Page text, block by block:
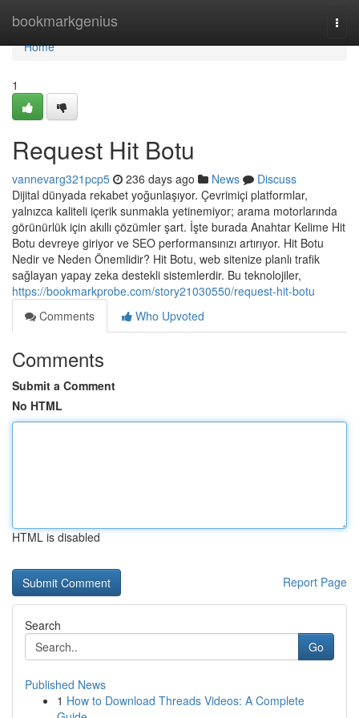
bookmarkgenius
Home
Home
1
Request Hit Botu
vannevarg321pcp5 236 days ago News
Discuss
Dijital dünyada rekabet yoğunlaşıyor. Çevrimiçi platformlar,
yalnızca kaliteli içerik sunmakla yetinemiyor; arama motorlarında
görünürlük için akıllı çözümler şart. İşte burada Anahtar Kelime Hit
Botu devreye giriyor ve SEO performansınızı artırıyor. Hit Botu
Nedir ve Neden Önemlidir? Hit Botu, web sitenize planlı trafik
sağlayan yapay zeka destekli sistemlerdir. Bu teknolojiler,
https://bookmarkprobe.com/story21030550/request-hit-botu
Comments
Who Upvoted
Comments
Submit a Comment
No HTML
HTML is disabled
Report Page
Search
Go
Published News
1 How to Download Threads Videos: A Complete